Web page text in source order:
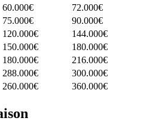
60.000€
72.000€
75.000€
90.000€
120.000€
144.000€
150.000€
180.000€
180.000€
216.000€
288.000€
300.000€
260.000€ 360.000€